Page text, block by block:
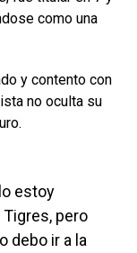
como una
y contento con
no oculta su
estoy
pero
debo ir a la